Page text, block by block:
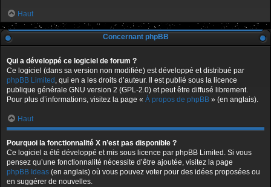
Haut
Concernant phpBB
Qui a développé ce logiciel de forum ?
Ce logiciel (dans sa version non modifiée) est développé et distribué par
phpBB Limited , qui en a les droits d’auteur. Il est publié sous la licence
publique générale GNU version 2 (GPL-2.0) et peut être diffusé librement.
Pour plus d’informations, visitez la page « À propos de phpBB » (en anglais).
Haut
Pourquoi la fonctionnalité X n’est pas disponible ?
Ce logiciel a été développé et mis sous licence par phpBB Limited. Si vous
pensez qu’une fonctionnalité nécessite d’être ajoutée, visitez la page
phpBB Ideas (en anglais) où vous pouvez voter pour des idées proposées ou
en suggérer de nouvelles.